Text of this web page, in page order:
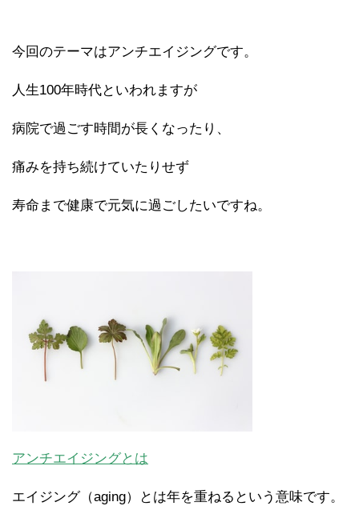
今回のテーマはアンチエイジングです。
人生100年時代といわれますが
病院で過ごす時間が長くなったり、
痛みを持ち続けていたりせず
寿命まで健康で元気に過ごしたいですね。
アンチエイジングとは
エイジング（aging）とは年を重ねるという意味です。